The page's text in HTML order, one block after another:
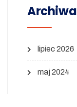
Archiwa
lipiec 2026
maj 2024